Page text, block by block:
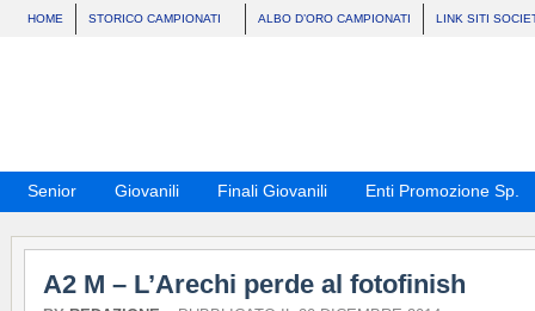
HOME STORICO CAMPIONATI ALBO D’ORO CAMPIONATI LINK SITI
Senior Giovanili Finali Giovanili Enti Promozione Sp.
A2 M – L’Arechi perde al fotofinish